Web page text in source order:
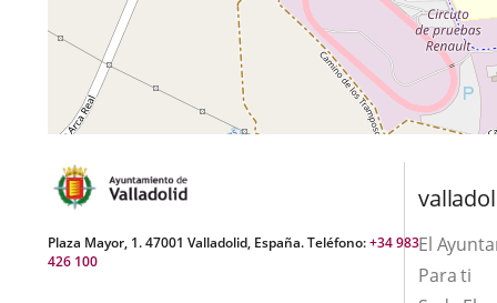
Plaza Mayor, 1. 47001 Valladolid, España. Teléfono:+34 983
426 100
El
Para ti